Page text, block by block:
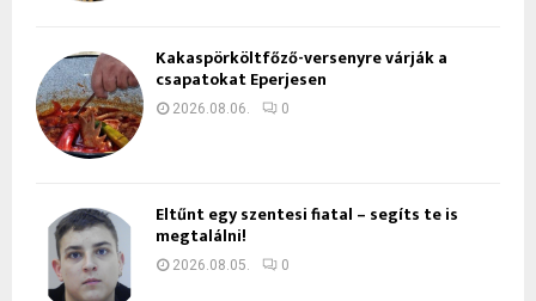
Kakaspörköltfőző-versenyre várják a
csapatokat Eperjesen
2026.08.06. 0
Eltűnt egy szentesi fiatal – segíts te is
megtalálni!
2026.08.05. 0